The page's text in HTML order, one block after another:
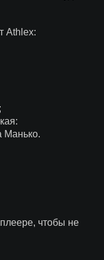
Athlex:
Манько.
чтобы не